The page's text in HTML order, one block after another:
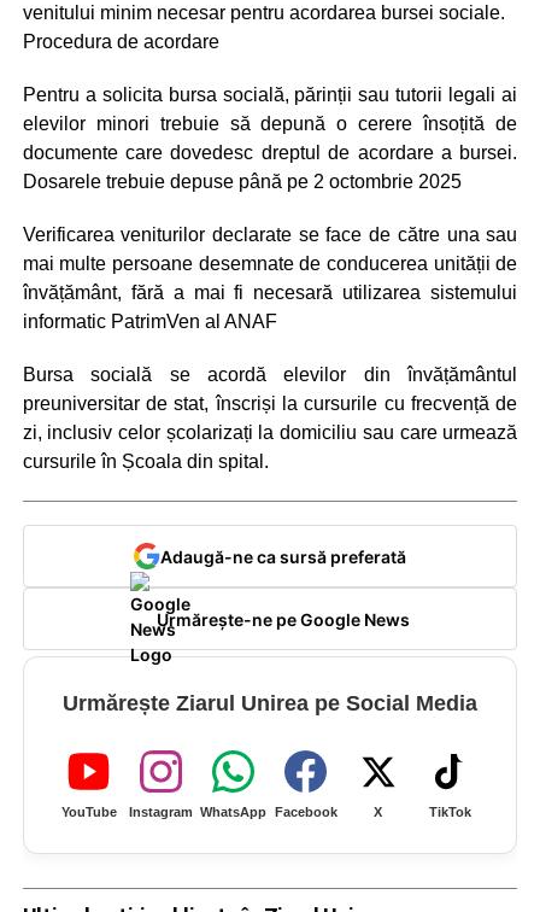
venitului minim necesar pentru acordarea bursei sociale.
Procedura de acordare
Pentru a solicita bursa socială, părinții sau tutorii legali ai
elevilor minori trebuie să depună o cerere însoțită de
documente care dovedesc dreptul de acordare a bursei.
Dosarele trebuie depuse până pe 2 octombrie 2025
Verificarea veniturilor declarate se face de către una sau
mai multe persoane desemnate de conducerea unității de
învățământ, fără a mai fi necesară utilizarea sistemului
informatic PatrimVen al ANAF
Bursa socială se acordă elevilor din învățământul
preuniversitar de stat, înscriși la cursurile cu frecvență de
zi, inclusiv celor școlarizați la domiciliu sau care urmează
cursurile în Școala din spital.
Adaugă-ne ca sursă preferată
Urmărește-ne pe Google News
Urmărește Ziarul Unirea pe Social Media
YouTube Instagram WhatsApp Facebook X TikTok